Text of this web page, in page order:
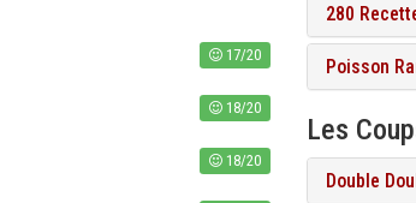
17/20
18/20
18/20
280
Poisson
Les
Double